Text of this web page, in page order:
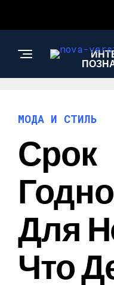
МОДА И СТИЛЬ
Срок
Для
Что